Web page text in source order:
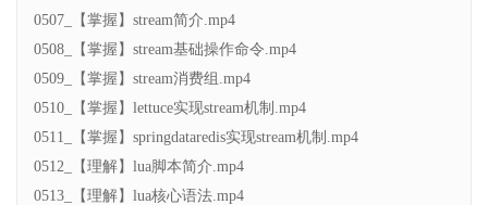
0507_【掌握】stream简介.mp4
0508_【掌握】stream基础操作命令.mp4
0509_【掌握】stream消费组.mp4
0510_【掌握】lettuce实现stream机制.mp4
0511_【掌握】springdataredis实现stream机制.mp4
0512_【理解】lua脚本简介.mp4
0513_【理解】lua核心语法.mp4